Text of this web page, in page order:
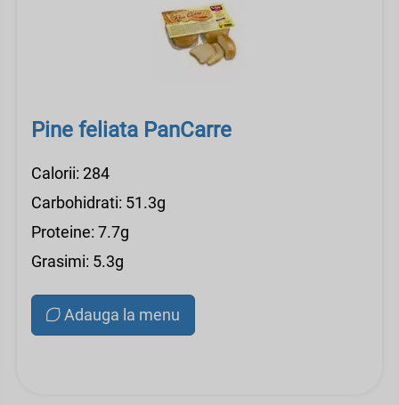
Pine feliata PanCarre
Calorii: 284
Carbohidrati: 51.3g
Proteine: 7.7g
Grasimi: 5.3g
Adauga la menu